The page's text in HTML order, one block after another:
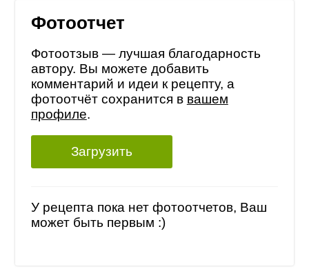
Фотоотчет
Фотоотзыв — лучшая благодарность
автору. Вы можете добавить
комментарий и идеи к рецепту, а
фотоотчёт сохранится в вашем
профиле.
Загрузить
У рецепта пока нет фотоотчетов, Ваш
может быть первым :)